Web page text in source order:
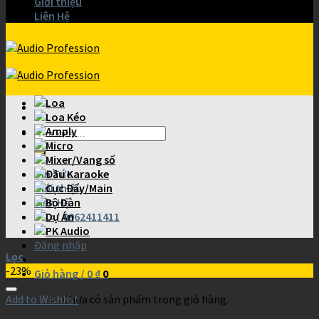
Liên Hệ
Tin Tức
Giới thiệu
Liên Hệ
0962411411
Đăng nhập
Giỏ hàng / 0 ₫ 0
Chưa có sản phẩm trong giỏ hàng.
Loa
Loa Kéo
Amply
Micro
Mixer/Vang số
Đầu Karaoke
Cục Đẩy/Main
Bộ Dàn
Dự Án
PK Audio
Lọc
-23%
Add to Wishlist